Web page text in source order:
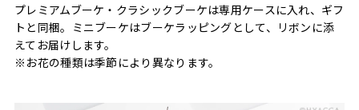
プレミアムブーケ・クラシックブーケは専用ケースに入れ、ギフ
トと同梱。ミニブーケはブーケラッピングとして、リボンに添
えてお届けします。
※お花の種類は季節により異なります。